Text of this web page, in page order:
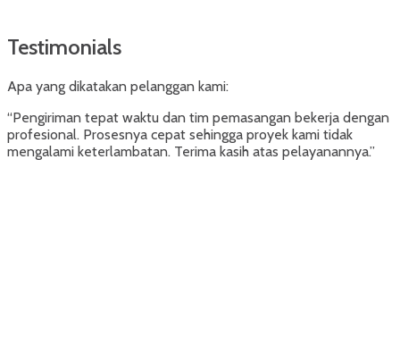
Testimonials
Apa yang dikatakan pelanggan kami:
“Pengiriman tepat waktu dan tim pemasangan bekerja dengan
profesional. Prosesnya cepat sehingga proyek kami tidak
mengalami keterlambatan. Terima kasih atas pelayanannya.”